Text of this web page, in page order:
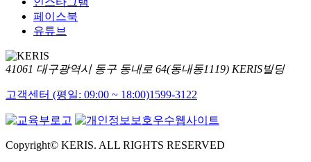
페이스북
유튜브
41061 대구광역시 동구 동내로 64(동내동1119) KERIS빌딩
고객센터 (평일: 09:00 ~ 18:00)1599-3122
Copyright© KERIS. ALL RIGHTS RESERVED